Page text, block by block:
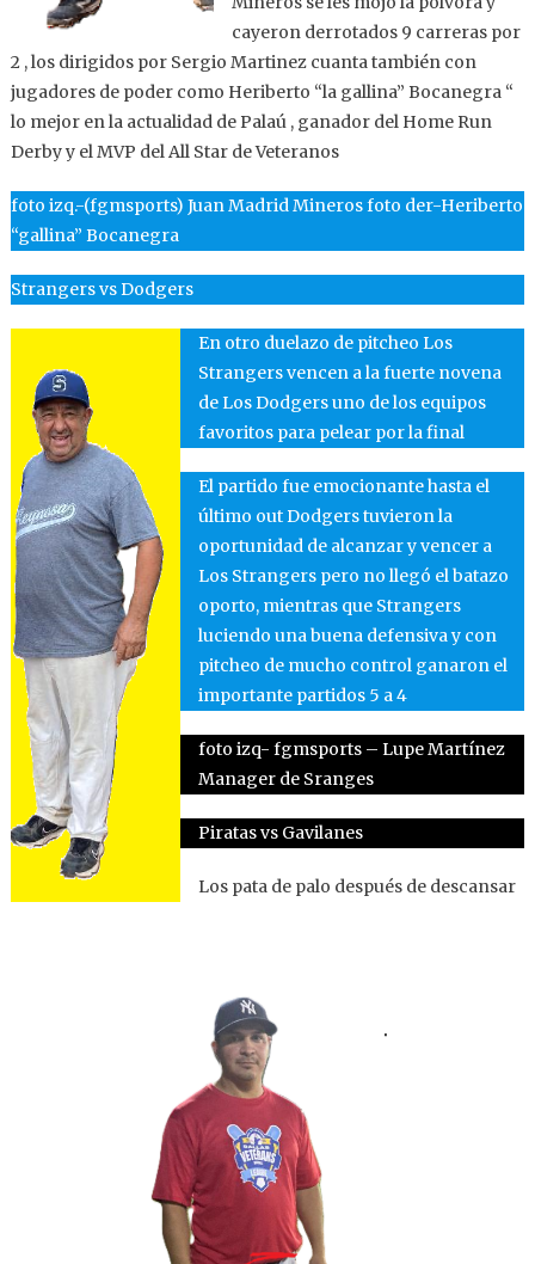
cayeron derrotados 9 carreras por
2 , los dirigidos por Sergio Martinez cuanta también con
jugadores de poder como Heriberto “la gallina” Bocanegra “
lo mejor en la actualidad de Palaú , ganador del Home Run
Derby y el MVP del All Star de Veteranos
foto izq.-(fgmsports) Juan Madrid Mineros foto der-Heriberto
“gallina” Bocanegra
Strangers vs Dodgers
En otro duelazo de pitcheo Los
Strangers vencen a la fuerte novena
de Los Dodgers uno de los equipos
favoritos para pelear por la final
El partido fue emocionante hasta el
último out Dodgers tuvieron la
oportunidad de alcanzar y vencer a
Los Strangers pero no llegó el batazo
oporto, mientras que Strangers
luciendo una buena defensiva y con
pitcheo de mucho control ganaron el
importante partidos 5 a 4
foto izq- fgmsports – Lupe Martínez
Manager de Sranges
Piratas vs Gavilanes
Los pata de palo después de descansar